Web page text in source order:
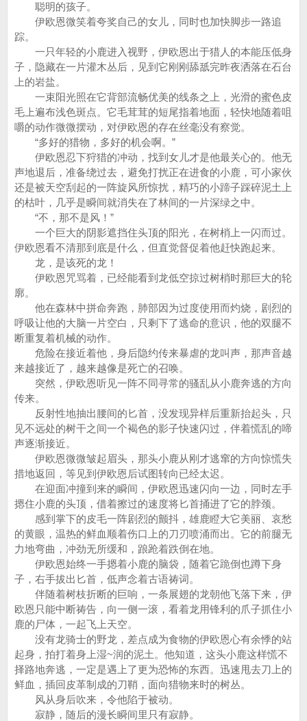
聪明的孩子。
伊欧恩微笑着夸奖自己的女儿，同时也加快脚步一路追
踪。
一只年轻的小鹿进入视野，伊欧恩出于猎人的本能压低身
子，隐藏在一片灌木丛后，见到它刚刚舔舐完昨夜洒落在石台
上的岩盐。
一束阳光照在它背部流畅优美的线条之上，光滑的蜜色皮
毛上遍布浅色斑点。它毛茸茸的短尾指着地面，轻快地随着咀
嚼的动作微微摆动，对伊欧恩的存在丝毫没有察觉。
“多好的猎物，多好的机会啊。”
伊欧恩忍下狩猎的冲动，找到女儿才是他最关心的。他无
声地退后，准备绕过去，避免打扰正在进食的小鹿，可小家伙
还是被天空刮起的一阵旋风所惊扰，精巧的小蹄子踩碎泥土上
的枯叶，几乎是瞬间就消失在了林间的一片深绿之中。
“不，那不是风！”
一个巨大的阴影遮挡住头顶的阳光，在树梢上一闪而过。
伊欧恩看不清那到底是什么，但直觉督促着他赶快跑起来。
龙，是该死的龙！
伊欧恩咒骂着，已经能看到龙低空掠过树梢时那巨大的轮
廓。
他在森林中拼命奔跑，肺部因为过度使用而灼烧，剧烈的
呼吸让他的大脑一片空白，只剩下了逃命的意识，他的双腿不
断重复着机械的动作。
危险在接近着他，身后隐约传来暴虐的龙叫声，那声音越
来越接近了，越来越像是死亡的召唤。
突然，伊欧恩听见一阵不同寻常的骚乱从小鹿奔逃的方向
传来。
反射性地抽出腰间的匕首，没发现异样后重新抬起头，只
见不远处的树干之间一个褐色的影子快速闪过，伴着慌乱的啼
声逐渐接近。
伊欧恩微微皱起眉头，那头小鹿从刚才逃窜的方向惊慌失
措地返回，等见到伊欧恩后试图转向已经太迟。
在迎面冲撞到来的瞬间，伊欧恩迅速闪向一边，同时左手
摁住小鹿的头顶，借着擦过的速度将匕首捅进了它的脖颈。
感到掌下的皮毛一阵剧烈的颤抖，雄鹿瞪大它美丽、哀愁
的黄眼，温热的鲜血顺着伤口上的刀刃喷涌而出。它的前腿无
力地弯曲，冲劲无所缓和，踉跄着跌倒在地。
伊欧恩始终一手摁着小鹿的脑袋，随着它跪倒也蹲下身
子，右手拔出匕首，低声念着古语祷词。
伴随着树枝折断的巨响，一条展翅的龙朝他飞落下来，伊
欧恩只能中断祷告，向一侧一滚，看着龙用锋利的爪子抓住小
鹿的尸体，一起飞上天空。
没有龙骑士的野龙，差点成为食物的伊欧恩心有余悸的站
起身，拍打着身上湿~润的泥土。他知道，这头小鹿这样慌不
择路地奔逃，一定是遇上了更为恐怖的东西。迅速甩去刀上的
鲜血，插回皮革制成的刀鞘，面向猎物来时的树丛。
风从身后吹来，令他陷于被动。
寂静，随后的漫长瞬间里只有寂静。